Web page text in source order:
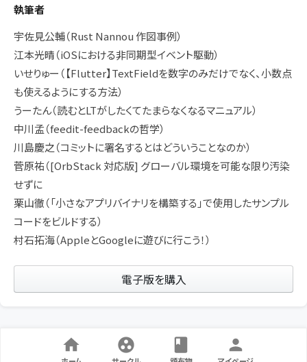
執筆者
宇佐見公輔（Rust Nannou 作図事例）
江本光晴（iOSにおける非同期型イベント駆動）
いせりゅー（【Flutter】TextFieldを数字のみだけでなく、小数点
も使えるようにする方法）
うーたん（読むとLTがしたくてたまらなくなるマニュアル）
中川孟（feedit-feedbackの哲学）
川島慶之（コミットに署名するとはどういうことなのか）
菅原祐（[OrbStack 対応版] グローバル環境を可能な限り汚染
せずに
栗山徹（「小さなアプリバイナリを構築する」で使用したサンプル
コードをビルドする）
村石拓海（AppleとGoogleに遊びに行こう！）
電子版を購入